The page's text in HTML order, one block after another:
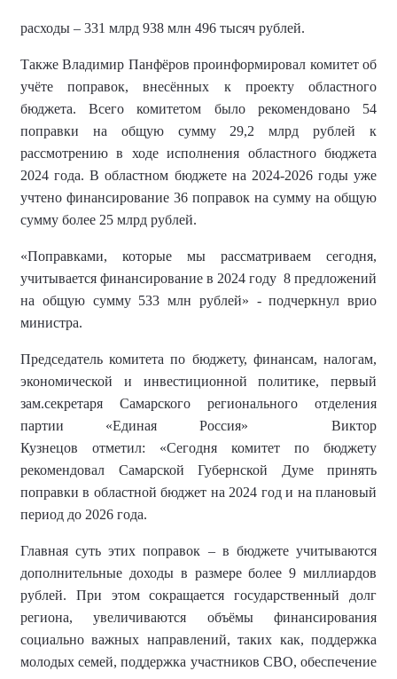
расходы – 331 млрд 938 млн 496 тысяч рублей.
Также Владимир Панфёров проинформировал комитет об
учёте поправок, внесённых к проекту областного
бюджета. Всего комитетом было рекомендовано 54
поправки на общую сумму 29,2 млрд рублей к
рассмотрению в ходе исполнения областного бюджета
2024 года. В областном бюджете на 2024-2026 годы уже
учтено финансирование 36 поправок на сумму на общую
сумму более 25 млрд рублей.
«Поправками, которые мы рассматриваем сегодня,
учитывается финансирование в 2024 году 8 предложений
на общую сумму 533 млн рублей» - подчеркнул врио
министра.
Председатель комитета по бюджету, финансам, налогам,
экономической и инвестиционной политике, первый
зам.секретаря Самарского регионального отделения
партии «Единая Россия»
Виктор
Кузнецов
отметил: «Сегодня комитет по бюджету
рекомендовал Самарской Губернской Думе принять
поправки в областной бюджет на 2024 год и на плановый
период до 2026 года.
Главная суть этих поправок – в бюджете учитываются
дополнительные доходы в размере более 9 миллиардов
рублей. При этом сокращается государственный долг
региона, увеличиваются объёмы финансирования
социально важных направлений, таких как, поддержка
молодых семей, поддержка участников СВО, обеспечение